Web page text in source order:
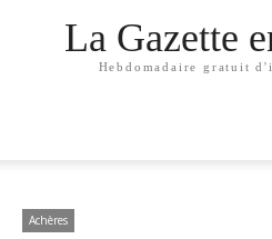
La Gazette
Hebdomadaire gratuit
Achères